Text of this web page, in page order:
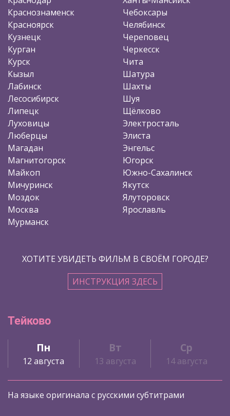
Краснознаменск
Красноярск
Кузнецк
Курган
Курск
Кызыл
Лабинск
Лесосибирск
Липецк
Луховицы
Люберцы
Магадан
Магнитогорск
Майкоп
Мичуринск
Моздок
Москва
Мурманск
Чебоксары
Челябинск
Череповец
Черкесск
Чита
Шатура
Шахты
Шуя
Щёлково
Электросталь
Элиста
Энгельс
Югорск
Южно-Сахалинск
Якутск
Ялуторовск
Ярославль
ХОТИТЕ УВИДЕТЬ ФИЛЬМ В СВОЁМ ГОРОДЕ?
ИНСТРУКЦИЯ ЗДЕСЬ
Тейково
Пн
12 августа
Вт
13 августа
Ср
14 августа
На языке оригинала с русскими субтитрами